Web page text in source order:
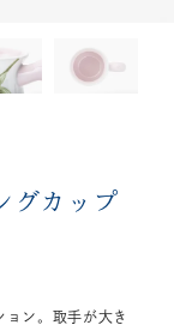
グカップ
ョン。取手が大き